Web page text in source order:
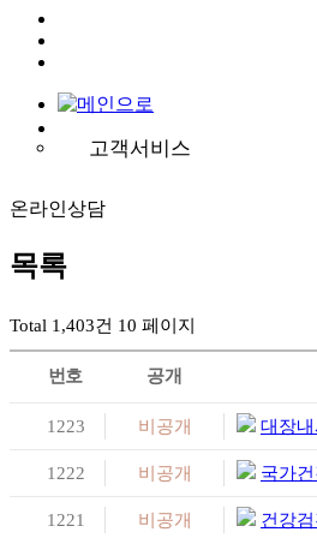
고객서비스
병원소개
소화기내시경센터터
영상의학센터
내과질환센터
고객서비스
온라인상담
목록
Total 1,403건 10 페이지
번호 공개
1223 비공개 대장
1222 비공개 국가
1221 비공개 건강